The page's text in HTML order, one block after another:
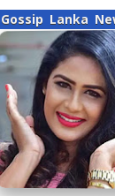
Gossip Lanka